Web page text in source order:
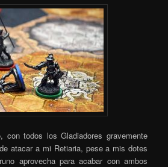
con todos los Gladiadores gravemente
atacar a mi Retiaria, pese a mis dotes
aprovecha para acabar con ambos